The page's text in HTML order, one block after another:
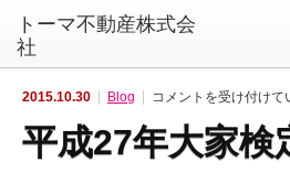
2015.10.30 Blog
平
7
年
コメントを受け付けて
平成27年大家検